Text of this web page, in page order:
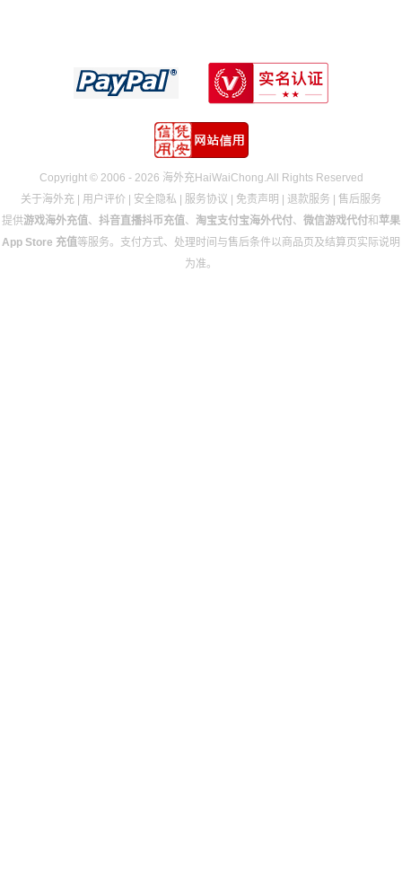
Copyright © 2006 - 2026 海外充HaiWaiChong.All Rights Reserved
关于海外充
用户评价 安全隐私 服务协议 免责声明 退款服务
售后服务
提供游戏海外充值、 抖音直播抖币充值、 淘宝支付宝海外代付、 微信游戏代付和 苹果
App Store 充值等服务。支付方式、处理时间与售后条件以商品页及结算页实际说明
为准。